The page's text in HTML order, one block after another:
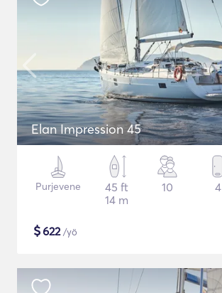
Elan Impression 45
Purjevene
45 ft
14 m
10 4
$622/yö